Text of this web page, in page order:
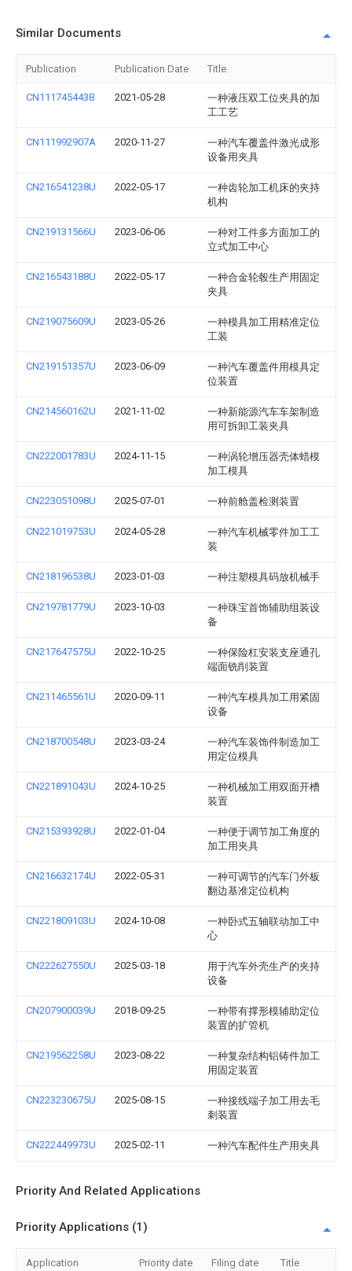
Similar Documents
Publication Publication Date Title
CN111745443B 2021-05-28
一种液压双工位夹具的加
工工艺
CN111992907A 2020-11-27
一种汽车覆盖件激光成形
设备用夹具
CN216541238U 2022-05-17
一种齿轮加工机床的夹持
机构
CN219131566U 2023-06-06
一种对工件多方面加工的
立式加工中心
CN216543188U 2022-05-17
一种合金轮毂生产用固定
夹具
CN219075609U 2023-05-26
一种模具加工用精准定位
工装
CN219151357U 2023-06-09
一种汽车覆盖件用模具定
位装置
CN214560162U 2021-11-02
一种新能源汽车车架制造
用可拆卸工装夹具
CN222001783U 2024-11-15
一种涡轮增压器壳体蜡模
加工模具
CN223051098U 2025-07-01 一种前舱盖检测装置
CN221019753U 2024-05-28
一种汽车机械零件加工工
装
CN218196538U 2023-01-03 一种注塑模具码放机械手
CN219781779U 2023-10-03
一种珠宝首饰辅助组装设
备
CN217647575U 2022-10-25
一种保险杠安装支座通孔
端面铣削装置
CN211465561U 2020-09-11
一种汽车模具加工用紧固
设备
CN218700548U 2023-03-24
一种汽车装饰件制造加工
用定位模具
CN221891043U 2024-10-25
一种机械加工用双面开槽
装置
CN215393928U 2022-01-04
一种便于调节加工角度的
加工用夹具
CN216632174U 2022-05-31
一种可调节的汽车门外板
翻边基准定位机构
CN221809103U 2024-10-08
一种卧式五轴联动加工中
心
CN222627550U 2025-03-18
用于汽车外壳生产的夹持
设备
CN207900039U 2018-09-25
一种带有撑形模辅助定位
装置的扩管机
CN219562258U 2023-08-22
一种复杂结构铝铸件加工
用固定装置
CN223230675U 2025-08-15
一种接线端子加工用去毛
刺装置
CN222449973U 2025-02-11 一种汽车配件生产用夹具
Priority And Related Applications
Priority Applications (1)
Application Priority date Filing date Title